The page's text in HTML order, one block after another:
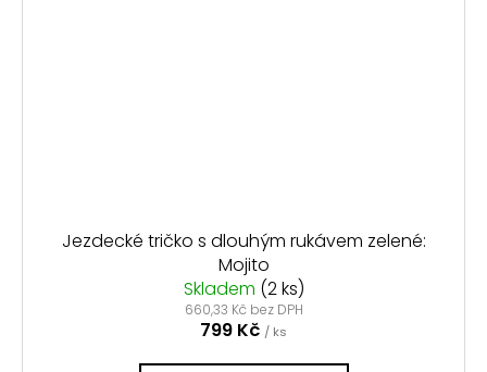
Jezdecké tričko s dlouhým rukávem zelené:
Mojito
Skladem (2 ks)
660,33 Kč bez DPH
799 Kč / ks